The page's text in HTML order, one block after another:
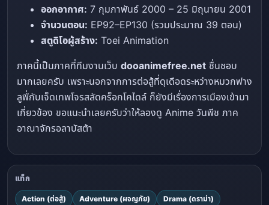
ออกอากาศ: 7 กุมภาพันธ์ 2000 – 25 มิถุนายน 2001
จำนวนตอน: EP92–EP130 (รวมประมาณ 39 ตอน)
สตูดิโอผู้สร้าง: Toei Animation
ภาคนี้เป็นภาคที่ทีมงานเว็บ dooanimefree.net ชื่นชอบ
มากเลยครับ เพราะนอกจากการต่อสู้ที่ดุเดือดระหว่างหมวกฟาง
ลูฟี่กับเจ็ดเทพโจรสลัดคร็อกโคไดล์ ก็ยังมีเรื่องการเมืองเข้ามา
เกี่ยวข้อง ขอแนะนำเลยครับว่าให้ลองดู Anime วันพีช ภาค
อาณาจักรอลาบัสต้า
แท็ก
Action (ต่อสู้) Adventure (ผจญภัย)
Drama (ดราม่า)